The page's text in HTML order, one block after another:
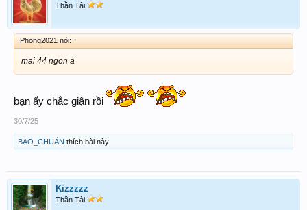
Thần Tài
Phong2021 nói: ↑
mai 44 ngon à
bạn ấy chắc giận rồi
30/7/25
BAO_CHUẨN thích bài này.
Kizzzzz
Thần Tài